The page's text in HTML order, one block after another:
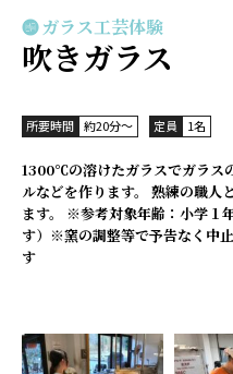
ガラス工芸体験
吹きガラス
所要時間 約20分～ 定員 1名
1300℃の溶けたガラスでガラス
ルなどを作ります。 熟練の職人
ます。 ※参考対象年齢：小学１
す）※窯の調整等で予告なく中
す